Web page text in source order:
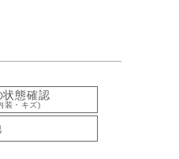
状態確認
装・キズ)